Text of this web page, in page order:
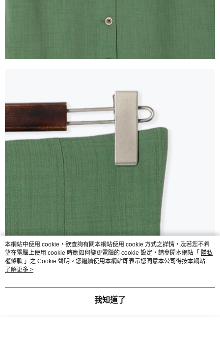
本網站中使用 cookie，欲查詢有關本網站使用 cookie 方式之詳情，及若您不希
望在電腦上使用 cookie 時應如何變更電腦的 cookie 設定，請參閱本網站「 隱私
權條款 」之 Cookie 聲明。您繼續使用本網站即表示您同意本公司得按本網站使
用條款之 Cookie 聲明使用 cookie。
了解更多 >
我知道了